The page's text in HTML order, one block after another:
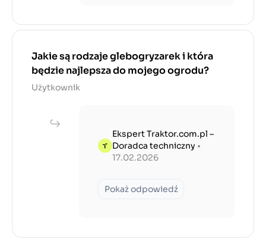
Jakie są rodzaje glebogryzarek i która
będzie najlepsza do mojego ogrodu?
Użytkownik
Ekspert Traktor.com.pl –
Doradca techniczny •
17.02.2026
Pokaż odpowiedź